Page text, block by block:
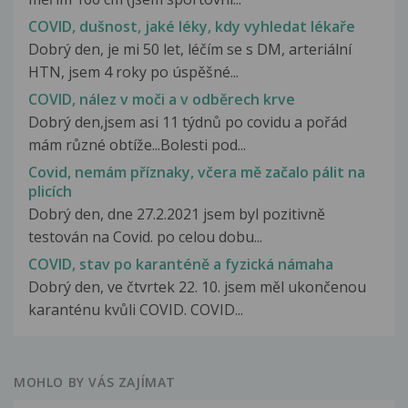
COVID, dušnost, jaké léky, kdy vyhledat lékaře
Dobrý den, je mi 50 let, léčím se s DM, arteriální
HTN, jsem 4 roky po úspěšné...
COVID, nález v moči a v odběrech krve
Dobrý den,jsem asi 11 týdnů po covidu a pořád
mám různé obtíže...Bolesti pod...
Covid, nemám příznaky, včera mě začalo pálit na
plicích
Dobrý den, dne 27.2.2021 jsem byl pozitivně
testován na Covid. po celou dobu...
COVID, stav po karanténě a fyzická námaha
Dobrý den, ve čtvrtek 22. 10. jsem měl ukončenou
karanténu kvůli COVID. COVID...
MOHLO BY VÁS ZAJÍMAT